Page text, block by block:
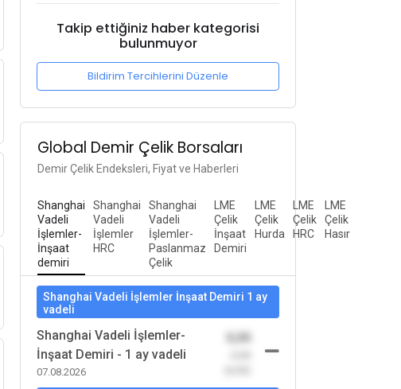
Takip ettiğiniz haber kategorisi
bulunmuyor
Bildirim Tercihlerini Düzenle
Global Demir Çelik Borsaları
Demir Çelik Endeksleri, Fiyat ve Haberleri
Shanghai
Vadeli
İşlemler-
İnşaat
demiri
Shanghai
Vadeli
İşlemler
HRC
Shanghai
Vadeli
İşlemler-
Paslanmaz
Çelik
LME
Çelik
İnşaat
Demiri
LME
Çelik
Hurda
LME
Çelik
HRC
LME
Çelik
Hasır
Shanghai Vadeli İşlemler İnşaat Demiri 1 ay
vadeli
Shanghai Vadeli İşlemler-
İnşaat Demiri - 1 ay vadeli
07.08.2026
0,00